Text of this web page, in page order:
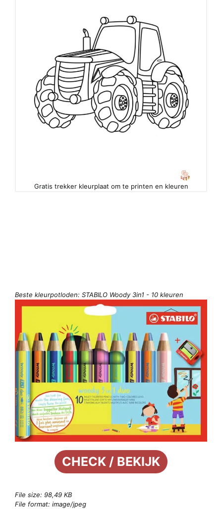
Gratis trekker kleurplaat om te printen en kleuren
Beste kleurpotloden: STABILO Woody 3in1 - 10 kleuren
CHECK / BEKIJK
File size: 98,49 KB
File format: image/jpeg